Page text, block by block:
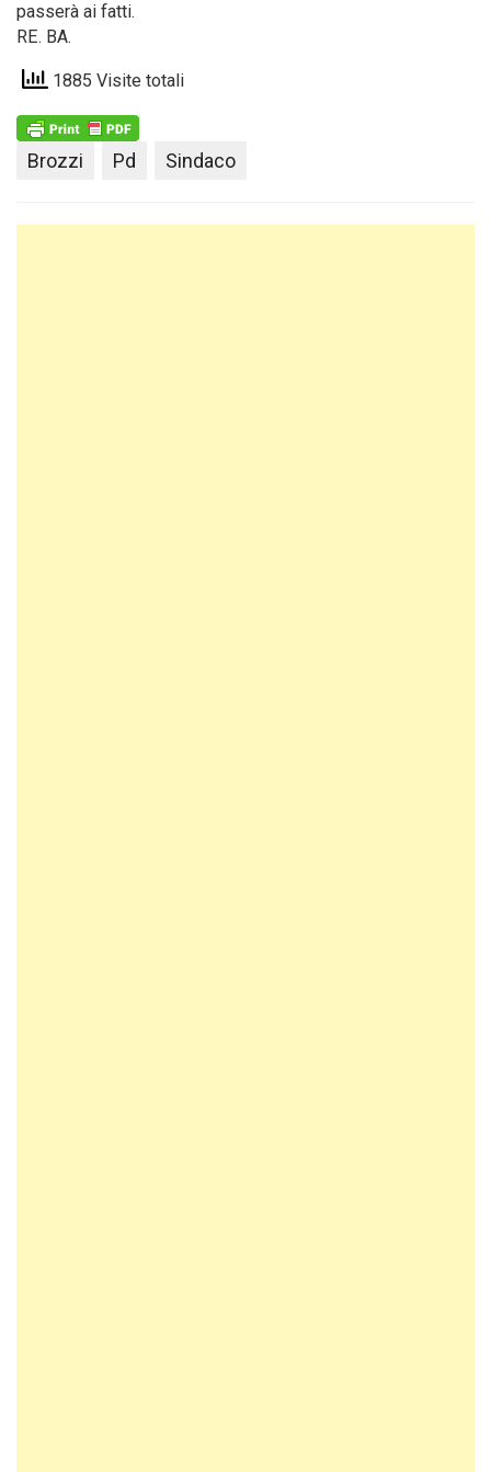
passerà ai fatti.
RE. BA.
1885 Visite totali
Brozzi Pd Sindaco